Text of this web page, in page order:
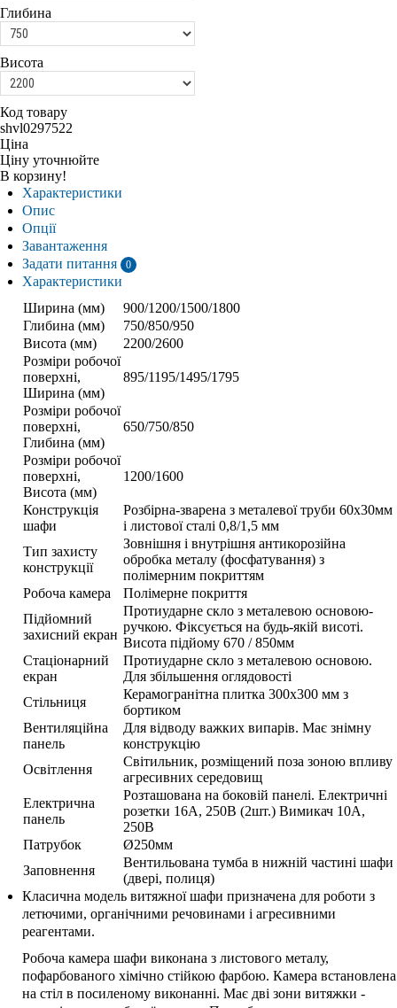
Глибина
Висота
Код товару
shvl0297522
Ціна
Ціну уточнюйте
В корзину!
Характеристики
Опис
Опції
Завантаження
Задати питання
0
Характеристики
Ширина (мм)
900/1200/1500/1800
Глибина (мм)
750/850/950
Висота (мм)
2200/2600
Розміри робочої
поверхні,
Ширина (мм)
895/1195/1495/1795
Розміри робочої
поверхні,
Глибина (мм)
650/750/850
Розміри робочої
поверхні,
Висота (мм)
1200/1600
Конструкція
шафи
Розбірна-зварена з металевої труби 60х30мм
і листової сталі 0,8/1,5 мм
Тип захисту
конструкції
Зовнішня і внутрішня антикорозійна
обробка металу (фосфатування) з
полімерним покриттям
Робоча камера
Полімерне покриття
Підйомний
захисний екран
Протиударне скло з металевою основою-
ручкою. Фіксується на будь-якій висоті.
Висота підйому 670 / 850мм
Стаціонарний
екран
Протиударне скло з металевою основою.
Для збільшення оглядовості
Стільниця
Керамогранітна плитка 300х300 мм з
бортиком
Вентиляційна
панель
Для відводу важких випарів. Має знімну
конструкцію
Освітлення
Світильник, розміщений поза зоною впливу
агресивних середовищ
Електрична
панель
Розташована на боковій панелі. Електричні
розетки 16А, 250В (2шт.) Вимикач 10А,
250В
Патрубок
Ø250мм
Заповнення
Вентильована тумба в нижній частині шафи
(двері, полиця)
Класична модель витяжної шафи призначена для роботи з
летючими, органічними речовинами і агресивними
реагентами.
Робоча камера шафи виконана з листового металу,
пофарбованого хімічно стійкою фарбою. Камера встановлена
на стіл в посиленому виконанні. Має дві зони витяжки -